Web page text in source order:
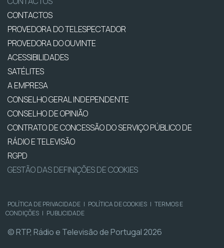
CONTACTOS
PROVEDORA DO TELESPECTADOR
PROVEDORA DO OUVINTE
ACESSIBILIDADES
SATÉLITES
A EMPRESA
CONSELHO GERAL INDEPENDENTE
CONSELHO DE OPINIÃO
CONTRATO DE CONCESSÃO DO SERVIÇO PÚBLICO DE
RÁDIO E TELEVISÃO
RGPD
GESTÃO DAS DEFINIÇÕES DE COOKIES
POLÍTICA DE PRIVACIDADE | POLÍTICA DE COOKIES | TERMOS E
CONDIÇÕES | PUBLICIDADE
© RTP, Rádio e Televisão de Portugal 2026